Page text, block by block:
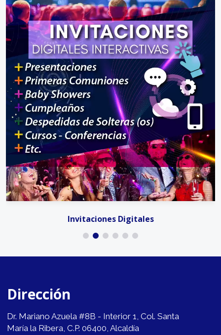
Invitaciones Digitales
Dirección
Dr. Mariano Azuela #8B - Interior 1, Col. Santa
María la Ribera, C.P. 06400, Alcaldía